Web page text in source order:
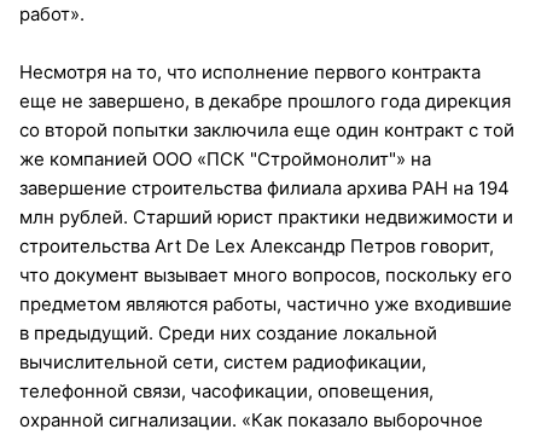
работ».
Несмотря на то, что исполнение первого контракта
еще не завершено, в декабре прошлого года дирекция
со второй попытки заключила еще один контракт с той
же компанией ООО «ПСК "Строймонолит"» на
завершение строительства филиала архива РАН на 194
млн рублей. Старший юрист практики недвижимости и
строительства Art De Lex Александр Петров говорит,
что документ вызывает много вопросов, поскольку его
предметом являются работы, частично уже входившие
в предыдущий. Среди них создание локальной
вычислительной сети, систем радиофикации,
телефонной связи, часофикации, оповещения,
охранной сигнализации. «Как показало выборочное